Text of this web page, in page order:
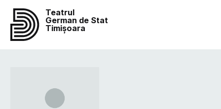
Teatrul
German de Stat
Timișoara